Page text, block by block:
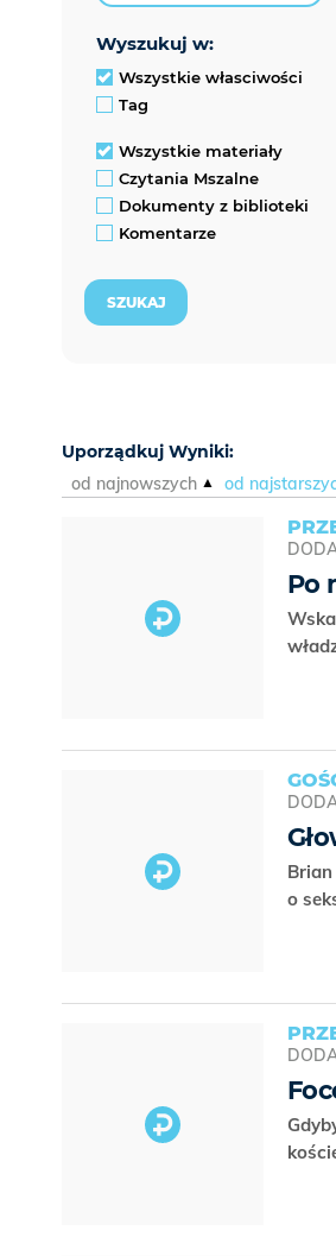
wyszukuj w:
Wszystkie własciwości
Tag
Wszystkie materiały
Czytania Mszalne
Dokumenty z biblioteki
Komentarze
Uporządkuj Wyniki:
od najnowszych
od
Po
o